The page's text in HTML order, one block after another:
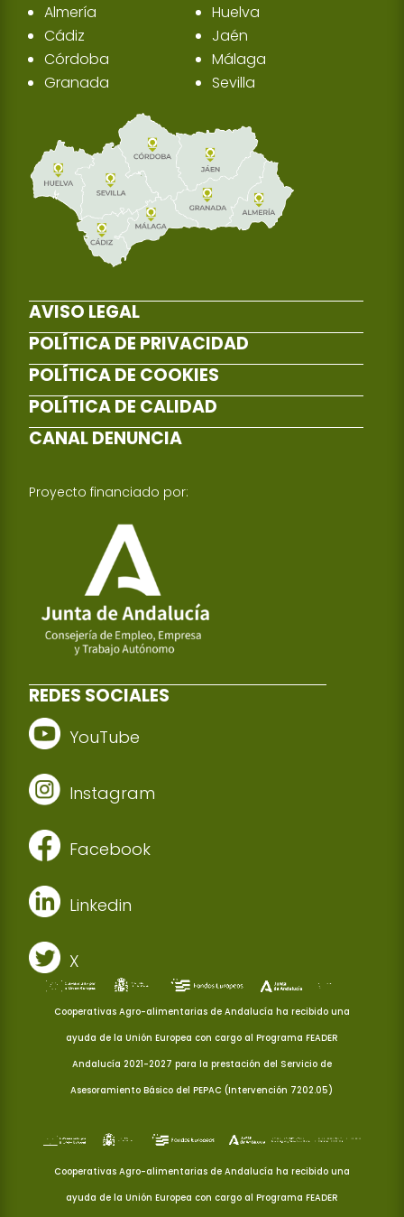
Almería
Cádiz
Córdoba
Granada
Huelva
Jaén
Málaga
Sevilla
AVISO LEGAL
POLÍTICA DE PRIVACIDAD
POLÍTICA DE COOKIES
POLÍTICA DE CALIDAD
CANAL DENUNCIA
Proyecto financiado por:
REDES SOCIALES
YouTube
Instagram
Facebook
Linkedin
X
Cooperativas Agro-alimentarias de Andalucía ha recibido una
ayuda de la Unión Europea con cargo al Programa FEADER
Andalucía 2021-2027 para la prestación del Servicio de
Asesoramiento Básico del PEPAC (Intervención 7202.05)
Cooperativas Agro-alimentarias de Andalucía ha recibido una
ayuda de la Unión Europea con cargo al Programa FEADER